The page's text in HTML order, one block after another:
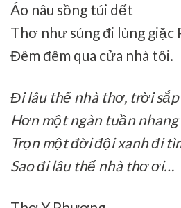
Áo nâu sồng túi dết
Thơ như súng đi lùng giặc
Đêm đêm qua cửa nhà tôi.
Đi lâu thế nhà thơ, trời
Hơn một ngàn tuần
Trọn một đời đội xanh đi
Sao đi lâu thế nhà thơ ơi…